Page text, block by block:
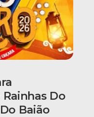
Do
Baião